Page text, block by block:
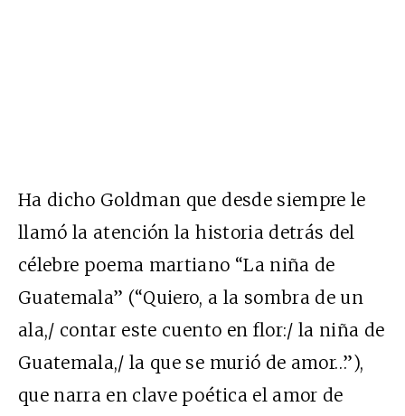
Ha dicho Goldman que desde siempre le
llamó la atención la historia detrás del
célebre poema martiano “La niña de
Guatemala” (“Quiero, a la sombra de un
ala,/ contar este cuento en flor:/ la niña de
Guatemala,/ la que se murió de amor…”),
que narra en clave poética el amor de